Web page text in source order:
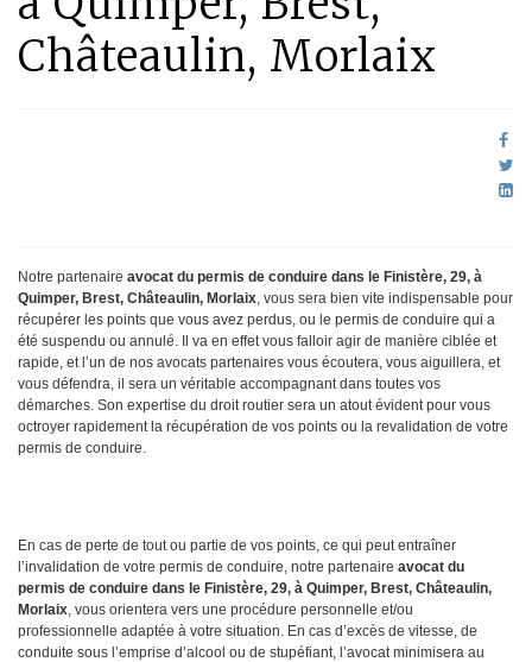
Châteaulin, Morlaix
Notre partenaire avocat du permis de conduire dans le Finistère, 29, à
Quimper, Brest, Châteaulin, Morlaix, vous sera bien vite indispensable pour
récupérer les points que vous avez perdus, ou le permis de conduire qui a
été suspendu ou annulé. Il va en effet vous falloir agir de manière ciblée et
rapide, et l’un de nos avocats partenaires vous écoutera, vous aiguillera, et
vous défendra, il sera un véritable accompagnant dans toutes vos
démarches. Son expertise du droit routier sera un atout évident pour vous
octroyer rapidement la récupération de vos points ou la revalidation de votre
permis de conduire.
En cas de perte de tout ou partie de vos points, ce qui peut entraîner
l’invalidation de votre permis de conduire, notre partenaire avocat du
permis de conduire dans le Finistère, 29, à Quimper, Brest, Châteaulin,
Morlaix, vous orientera vers une procédure personnelle et/ou
professionnelle adaptée à votre situation. En cas d’excès de vitesse, de
conduite sous l’emprise d’alcool ou de stupéfiant, l’avocat minimisera au